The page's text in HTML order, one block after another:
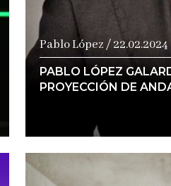
Pablo López / 22.02.2024
PABLO LÓPEZ
PROYECCIÓN DE